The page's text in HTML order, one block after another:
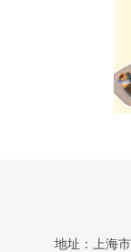
地址：上海